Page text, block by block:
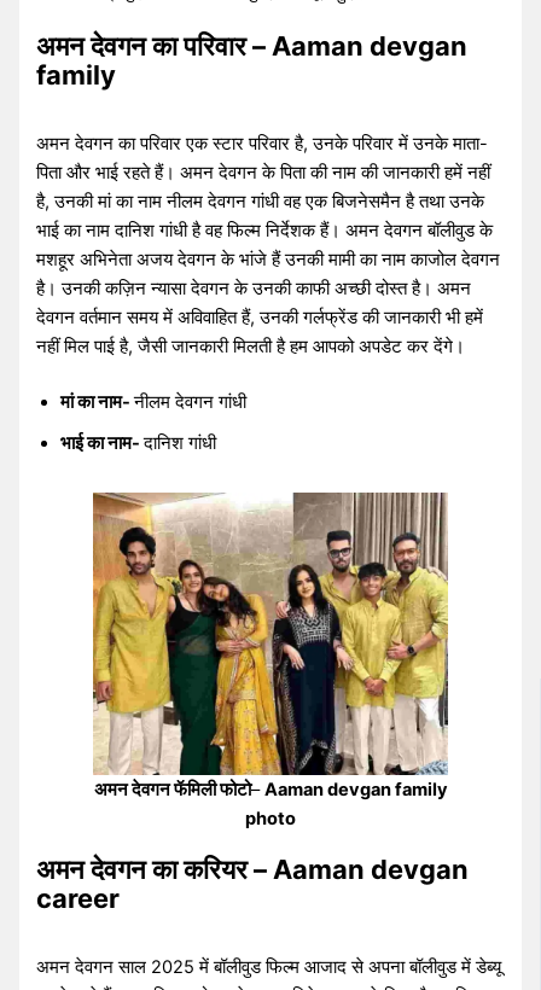
अमन देवगन का परिवार – Aaman devgan
family
अमन देवगन का परिवार एक स्टार परिवार है, उनके परिवार में उनके माता-
पिता और भाई रहते हैं। अमन देवगन के पिता की नाम की जानकारी हमें नहीं
है, उनकी मां का नाम नीलम देवगन गांधी वह एक बिजनेसमैन है तथा उनके
भाई का नाम दानिश गांधी है वह फिल्म निर्देशक हैं। अमन देवगन बॉलीवुड के
मशहूर अभिनेता अजय देवगन के भांजे हैं उनकी मामी का नाम काजोल देवगन
है। उनकी कज़िन न्यासा देवगन के उनकी काफी अच्छी दोस्त है। अमन
देवगन वर्तमान समय में अविवाहित हैं, उनकी गर्लफ्रेंड की जानकारी भी हमें
नहीं मिल पाई है, जैसी जानकारी मिलती है हम आपको अपडेट कर देंगे।
मां का नाम-नीलम देवगन गांधी
भाई का नाम-दानिश गांधी
अमन देवगन फॅमिली फोटो–Aaman devgan family
photo
अमन देवगन का करियर – Aaman devgan
career
अमन देवगन साल 2025 में बॉलीवुड फिल्म आजाद से अपना बॉलीवुड में डेब्यू